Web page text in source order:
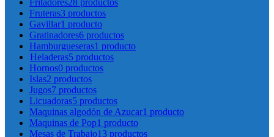
Fruteras3 productos
Gavillar1 producto
Gratinadores6 productos
Hamburgueseras1 producto
Heladeras5 productos
Hornos0 productos
Islas2 productos
Jugos7 productos
Licuadoras5 productos
Maquinas algodón de Azucar1 producto
Maquinas de Pop1 producto
Mesas de Trabajo13 productos